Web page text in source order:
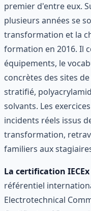
premier d'entre eux.
plusieurs années se
transformation et la
formation en 2016. Il
équipements, le
concrètes des sites
stratifié,
solvants. Les
incidents réels issus
transformation,
familiers aux
La certification IECEx
référentiel
Electrotechnical